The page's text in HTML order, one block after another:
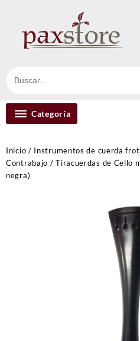
contenido
Categoría
Inicio / Instrumentos de cuerda
Contrabajo / Tiracuerdas de Cello
negra)